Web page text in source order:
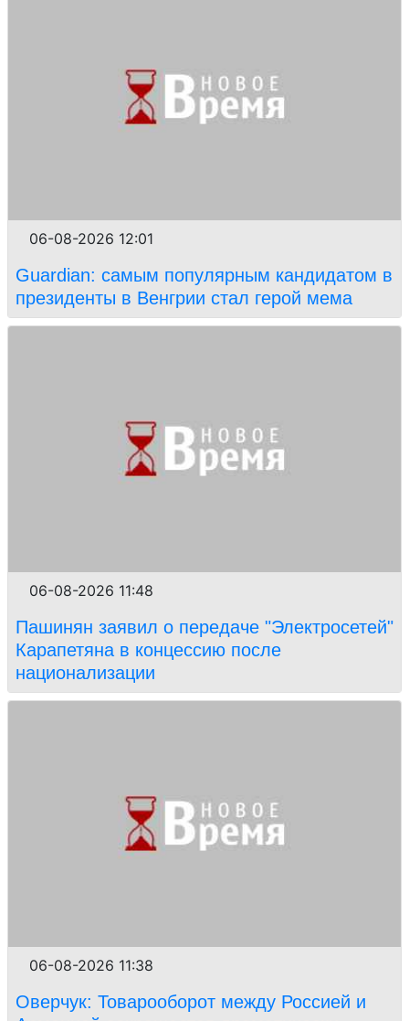
06-08-2026 12:01
Guardian: самым популярным кандидатом в
президенты в Венгрии стал герой мема
06-08-2026 11:48
Пашинян заявил о передаче "Электросетей"
Карапетяна в концессию после
национализации
06-08-2026 11:38
Оверчук: Товарооборот между Россией и